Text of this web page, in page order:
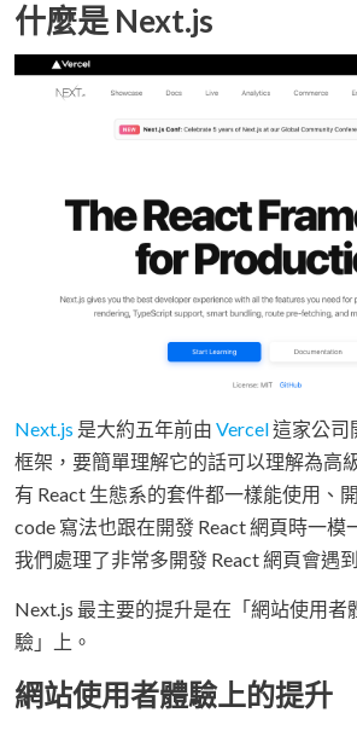
什麼是 Next.js
Next.js 是大約五年前由 Vercel這家公司
框架，要簡單理解它的話可以理解為高
有 React 生態系的套件都一樣能使用、
code 寫法也跟在開發 React 網頁時一模
我們處理了非常多開發 React 網頁會遇
Next.js 最主要的提升是在「網站使用者
驗」上。
網站使用者體驗上的提升